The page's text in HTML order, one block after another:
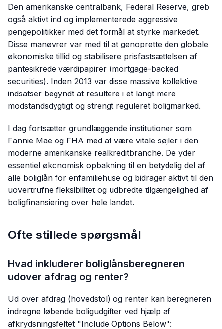
Den amerikanske centralbank, Federal Reserve, greb
også aktivt ind og implementerede aggressive
pengepolitikker med det formål at styrke markedet.
Disse manøvrer var med til at genoprette den globale
økonomiske tillid og stabilisere prisfastsættelsen af
pantesikrede værdipapirer (mortgage-backed
securities). Inden 2013 var disse massive kollektive
indsatser begyndt at resultere i et langt mere
modstandsdygtigt og strengt reguleret boligmarked.
I dag fortsætter grundlæggende institutioner som
Fannie Mae og FHA med at være vitale søjler i den
moderne amerikanske realkreditbranche. De yder
essentiel økonomisk opbakning til en betydelig del af
alle boliglån for enfamiliehuse og bidrager aktivt til den
uovertrufne fleksibilitet og udbredte tilgængelighed af
boligfinansiering over hele landet.
Ofte stillede spørgsmål
Hvad inkluderer boliglånsberegneren
udover afdrag og renter?
Ud over afdrag (hovedstol) og renter kan beregneren
indregne løbende boligudgifter ved hjælp af
afkrydsningsfeltet "Include Options Below":